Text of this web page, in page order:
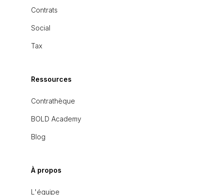
Contrats
Social
Tax
Ressources
Contrathèque
BOLD Academy
Blog
À propos
L'équipe